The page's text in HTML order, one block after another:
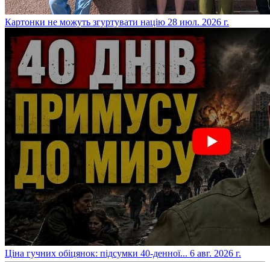
​Картонки не можуть згуртувати націю 28 июл. 2026 г.
​Ціна гучних обіцянок: підсумки 40-денної... 6 авг. 2026 г.